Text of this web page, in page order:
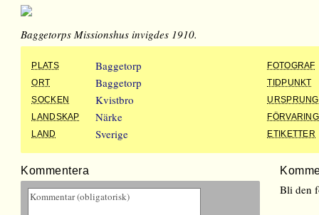
Baggetorps Missionshus invigdes 1910.
PLATS Baggetorp
FOTOGRAF
ORT
Baggetorp
TIDPUNKT
SOCKEN
Kvistbro
URSPRUNG
LANDSKAP
Närke
FÖRVARING
LAND
Sverige ETIKETTER
Kommentera
Bli den